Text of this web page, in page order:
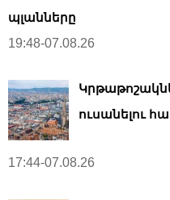
պլանները
19:48-07.08.26
ուսանելու
17:44-07.08.26